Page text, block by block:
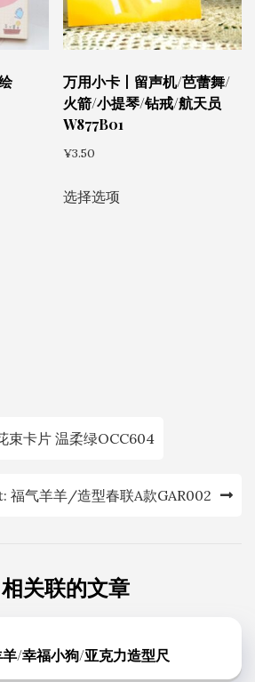
页
面
选
择
万用小卡丨留声机/芭蕾舞/
火箭/小提琴/钻戒/航天员
W877B01
¥3.50
选择选项
产
产
面
择
这
选
束卡片 温柔绿OCC604
福气羊羊/造型春联A款GAR002
关联的文章
/幸福小狗/亚克力造型尺